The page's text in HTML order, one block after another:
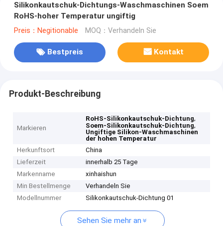
Silikonkautschuk-Dichtungs-Waschmaschinen Soem
RoHS-hoher Temperatur ungiftig
Preis：Negitionable MOQ：Verhandeln Sie
Bestpreis Kontakt
Produkt-Beschreibung
Markieren
RoHS-Silikonkautschuk-Dichtung,
Soem-Silikonkautschuk-Dichtung,
Ungiftige Silikon-Waschmaschinen
der hohen Temperatur
Herkunftsort
China
Lieferzeit
innerhalb 25 Tage
Markenname
xinhaishun
Min Bestellmenge
Verhandeln Sie
Modellnummer
Silikonkautschuk-Dichtung 01
Sehen Sie mehr an